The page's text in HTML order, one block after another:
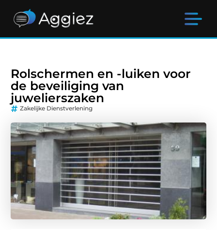
Rolschermen en -luiken voor
de beveiliging van
juwelierszaken
Zakelijke Dienstverlening